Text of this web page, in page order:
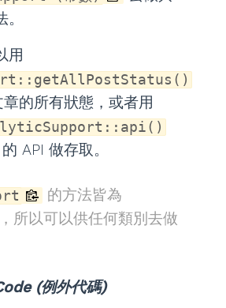
用
的所有狀態，或者用
API 做存取。
的方法皆為
，所以可以供任何類別去做
(例外代碼)